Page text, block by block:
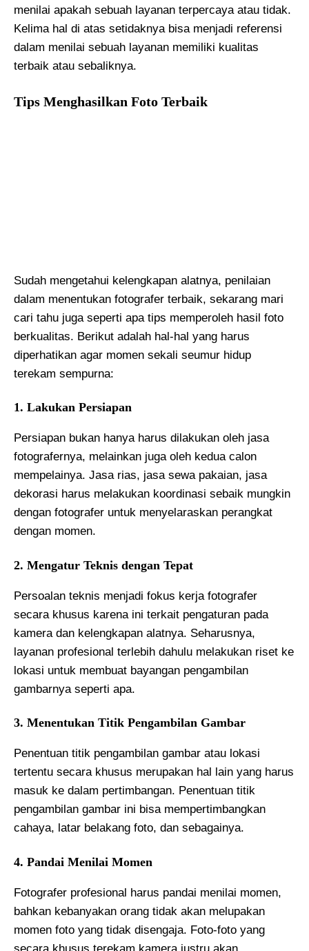
menilai apakah sebuah layanan terpercaya atau tidak.
Kelima hal di atas setidaknya bisa menjadi referensi
dalam menilai sebuah layanan memiliki kualitas
terbaik atau sebaliknya.
Tips Menghasilkan Foto Terbaik
Sudah mengetahui kelengkapan alatnya, penilaian
dalam menentukan fotografer terbaik, sekarang mari
cari tahu juga seperti apa tips memperoleh hasil foto
berkualitas. Berikut adalah hal-hal yang harus
diperhatikan agar momen sekali seumur hidup
terekam sempurna:
1. Lakukan Persiapan
Persiapan bukan hanya harus dilakukan oleh jasa
fotografernya, melainkan juga oleh kedua calon
mempelainya. Jasa rias, jasa sewa pakaian, jasa
dekorasi harus melakukan koordinasi sebaik mungkin
dengan fotografer untuk menyelaraskan perangkat
dengan momen.
2. Mengatur Teknis dengan Tepat
Persoalan teknis menjadi fokus kerja fotografer
secara khusus karena ini terkait pengaturan pada
kamera dan kelengkapan alatnya. Seharusnya,
layanan profesional terlebih dahulu melakukan riset ke
lokasi untuk membuat bayangan pengambilan
gambarnya seperti apa.
3. Menentukan Titik Pengambilan Gambar
Penentuan titik pengambilan gambar atau lokasi
tertentu secara khusus merupakan hal lain yang harus
masuk ke dalam pertimbangan. Penentuan titik
pengambilan gambar ini bisa mempertimbangkan
cahaya, latar belakang foto, dan sebagainya.
4. Pandai Menilai Momen
Fotografer profesional harus pandai menilai momen,
bahkan kebanyakan orang tidak akan melupakan
momen foto yang tidak disengaja. Foto-foto yang
secara khusus terekam kamera justru akan